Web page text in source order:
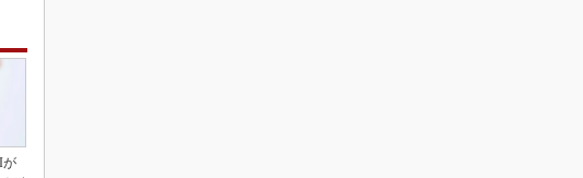
が